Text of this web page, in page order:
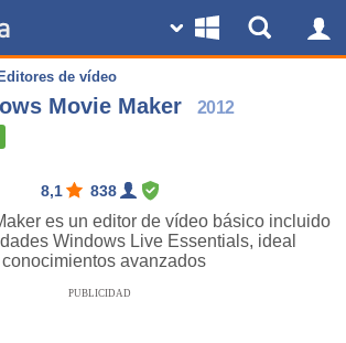
Editores de vídeo
Movie Maker 2012
8,1 838
es un editor de vídeo básico incluido
Windows Live Essentials, ideal
avanzados
PUBLICIDAD